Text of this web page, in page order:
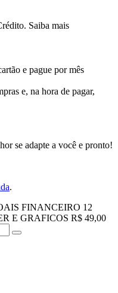
Saiba mais
e pague por mês
e, na hora de pagar,
se adapte a você e pronto!
.
FINANCEIRO 12
E GRAFICOS R$ 49,00